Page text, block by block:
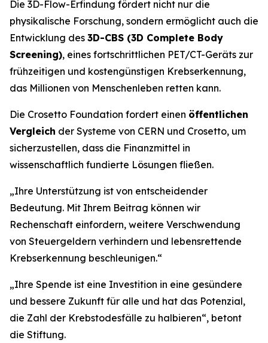
Die 3D-Flow-Erfindung fördert nicht nur die
physikalische Forschung, sondern ermöglicht auch die
Entwicklung des 3D-CBS (3D Complete Body
Screening), eines fortschrittlichen PET/CT-Geräts zur
frühzeitigen und kostengünstigen Krebserkennung,
das Millionen von Menschenleben retten kann.
Die Crosetto Foundation fordert einen öffentlichen
Vergleich der Systeme von CERN und Crosetto, um
sicherzustellen, dass die Finanzmittel in
wissenschaftlich fundierte Lösungen fließen.
„Ihre Unterstützung ist von entscheidender
Bedeutung. Mit Ihrem Beitrag können wir
Rechenschaft einfordern, weitere Verschwendung
von Steuergeldern verhindern und lebensrettende
Krebserkennung beschleunigen.“
„Ihre Spende ist eine Investition in eine gesündere
und bessere Zukunft für alle und hat das Potenzial,
die Zahl der Krebstodesfälle zu halbieren“, betont
die Stiftung.